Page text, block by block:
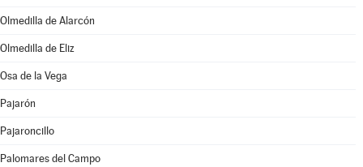
Olmedilla de Alarcón
Olmedilla de Eliz
Osa de la Vega
Pajarón
Pajaroncillo
Palomares del Campo